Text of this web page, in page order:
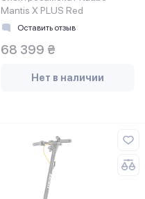
Mantis X PLUS Red
Оставить отзыв
68 399 ₴
Нет в наличии